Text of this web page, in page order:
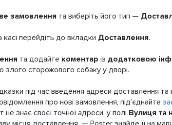
замовленнята виберіть його тип —
перейдіть до вкладки Доставлення.
та додайте коментар із додатковою
злого сторожового собаку у дворі.
під час введення адреси доставлення та
про нові замовлення, під’єднайте
не знає своєї точної адреси, у полі Вулиця та